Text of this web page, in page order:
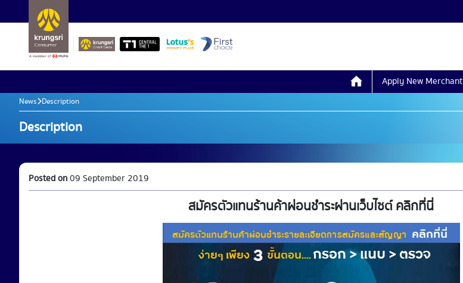
Apply New Merchant
News Description
Description
Posted on09 September 2019
สมัครตัวแทนร้านค้าผ่อนชำระผ่านเว็บไซต์ คลิกที่นี่